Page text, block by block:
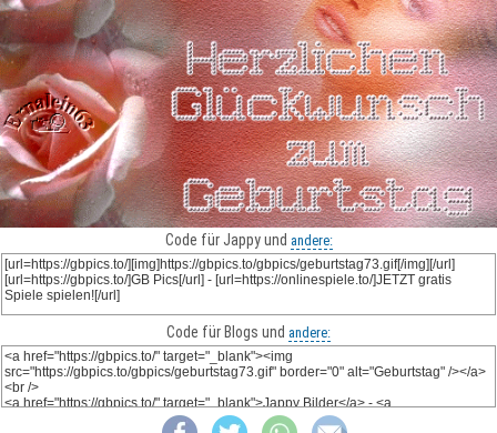
Code für Jappy und andere:
Code für Blogs und andere: